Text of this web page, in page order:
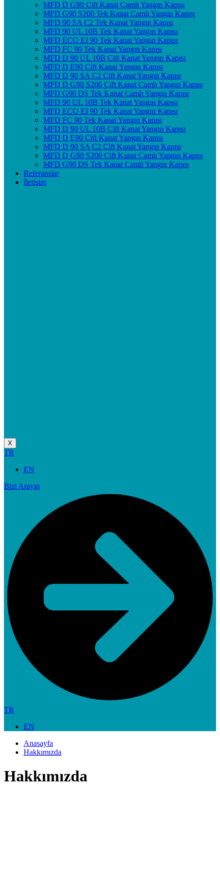
MFD D G90 Çift Kanat Camlı Yangın Kapısı
MFD G90 S200 Tek Kanat Camlı Yangın Kapısı
MFD 90 SA C2 Tek Kanat Yangın Kapısı
MFD 90 UL 10B Tek Kanat Yangın Kapısı
MFD ECO EI 90 Tek Kanat Yangın Kapısı
MFD FC 90 Tek Kanat Yangın Kapısı
MFD D 90 UL 10B Çift Kanat Yangın Kapısı
MFD D E90 Çift Kanat Yangın Kapısı
MFD D 90 SA C2 Çift Kanat Yangın Kapısı
MFD D G90 S200 Çift Kanat Camlı Yangın Kapısı
MFD G90 DS Tek Kanat Camlı Yangın Kapısı
MFD 90 UL 10B Tek Kanat Yangın Kapısı
MFD ECO EI 90 Tek Kanat Yangın Kapısı
MFD FC 90 Tek Kanat Yangın Kapısı
MFD D 90 UL 10B Çift Kanat Yangın Kapısı
MFD D E90 Çift Kanat Yangın Kapısı
MFD D 90 SA C2 Çift Kanat Yangın Kapısı
MFD D G90 S200 Çift Kanat Camlı Yangın Kapısı
MFD G90 DS Tek Kanat Camlı Yangın Kapısı
Referanslar
İletişim
X
TR
EN
Bizi Arayın
TR
EN
Anasayfa
Hakkımızda
Hakkımızda